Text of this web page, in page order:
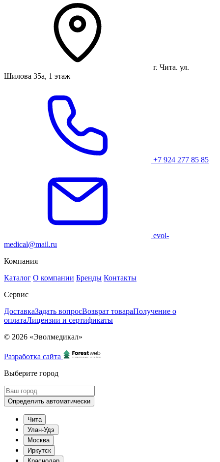
г. Чита. ул.
Шилова 35а, 1 этаж
+7 924 277 85 85
evol-
medical@mail.ru
Компания
Каталог О компании Бренды Контакты
Сервис
ДоставкаЗадать вопросВозврат товараПолучение о
оплатаЛицензии и сертификаты
© 2026 «Эволмедикал»
Разработка сайта
Выберите город
Определить автоматически
Чита
Улан-Удэ
Москва
Иркутск